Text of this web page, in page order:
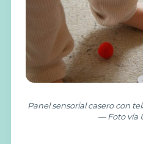
Panel sensorial casero con
— Foto vía